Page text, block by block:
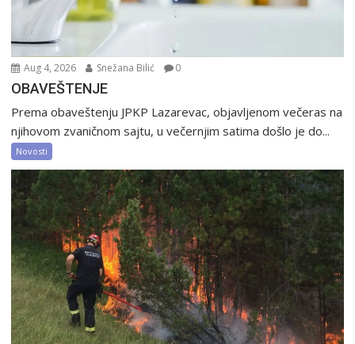
Aug 4, 2026 Snežana Bilić 0
OBAVEŠTENJE
Prema obaveštenju JPKP Lazarevac, objavljenom večeras na
njihovom zvaničnom sajtu, u večernjim satima došlo je do...
Novosti